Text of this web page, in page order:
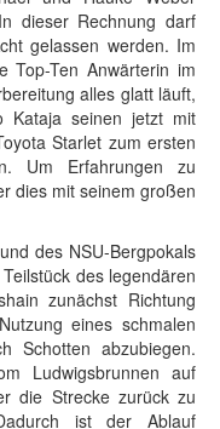
dieser Rechnung darf
gelassen werden. Im
Top-Ten Anwärterin im
alles glatt läuft,
Kataja seinen jetzt mit
Starlet zum ersten
Um Erfahrungen zu
dies mit seinem großen
des NSU-Bergpokals
des legendären
zunächst Richtung
eines schmalen
Schotten abzubiegen.
Ludwigsbrunnen auf
die Strecke zurück zu
ist der Ablauf